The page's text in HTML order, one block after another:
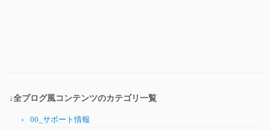
↓全ブログ風コンテンツのカテゴリ一覧
00_サポート情報